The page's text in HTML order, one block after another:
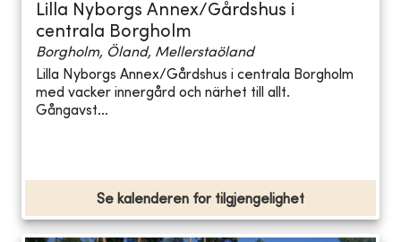
Lilla Nyborgs Annex/Gårdshus i
centrala Borgholm
Borgholm, Öland, Mellerstaöland
Lilla Nyborgs Annex/Gårdshus i centrala Borgholm
med vacker innergård och närhet till allt.
Gångavst...
Se kalenderen for tilgjengelighet